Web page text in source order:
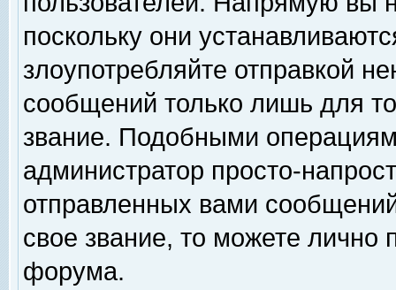
поскольку они
злоупотребляйте отправкой
сообщений только лишь для
звание. Подобными
администратор просто-
отправленных вами
свое звание, то можете лично
форума.